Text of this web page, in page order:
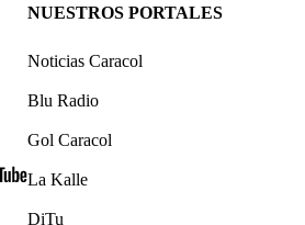
youtube-
NUESTROS PORTALES
Noticias Caracol
Blu Radio
Gol Caracol
La Kalle
DiTu